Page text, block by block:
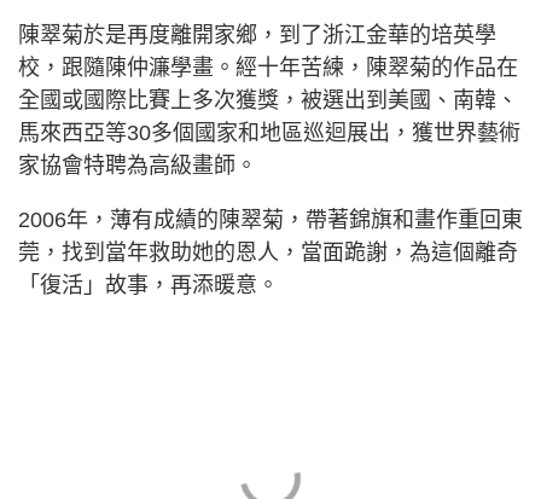
陳翠菊於是再度離開家鄉，到了浙江金華的培英學
校，跟隨陳仲濂學畫。經十年苦練，陳翠菊的作品在
全國或國際比賽上多次獲獎，被選出到美國、南韓、
馬來西亞等30多個國家和地區巡迴展出，獲世界藝術
家協會特聘為高級畫師。
2006年，薄有成績的陳翠菊，帶著錦旗和畫作重回東
莞，找到當年救助她的恩人，當面跪謝，為這個離奇
「復活」故事，再添暖意。